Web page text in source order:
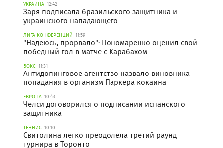
УКРАИНА 12:42
Заря подписала бразильского защитника и
украинского нападающего
ЛИГА КОНФЕРЕНЦИЙ 11:59
"Надеюсь, прорвало": Пономаренко оценил свой
победный гол в матче с Карабахом
БОКС 11:31
Антидопинговое агентство назвало виновника
попадания в организм Паркера кокаина
ЕВРОПА 10:43
Челси договорился о подписании испанского
защитника
ТЕННИС 10:10
Свитолина легко преодолела третий раунд
турнира в Торонто